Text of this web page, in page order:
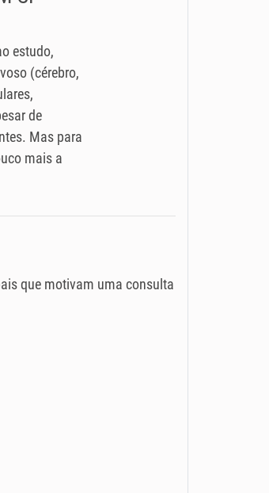
estudo,
(cérebro,
de
Mas para
mais a
que motivam uma consulta